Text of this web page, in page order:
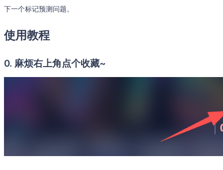
下一个标记预测问题。
使用教程
0. 麻烦右上角点个收藏~